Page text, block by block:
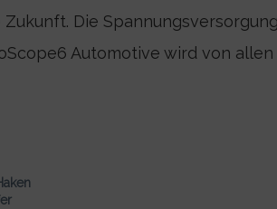
Zukunft. Die
Automotive wird von